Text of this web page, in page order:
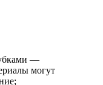
—
могут